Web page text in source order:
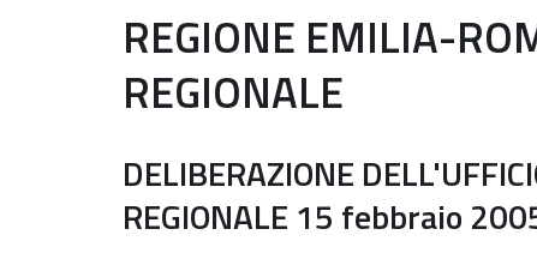
REGIONE EMILIA-
REGIONALE
DELIBERAZIONE
REGIONALE 15 febbraio